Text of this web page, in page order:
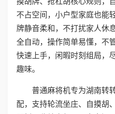
不占空间，小户型家庭也能
牌静音柔和，不打扰家人休
全自动，操作简单易懂，不
快速上手，闲暇时刻组局，
趣味。
普通麻将机专为湖南转
配，支持轮流坐庄、自摸胡